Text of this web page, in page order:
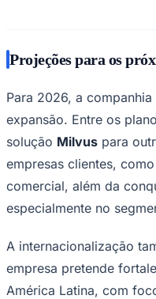
Flamengo
Projeções para os
Para 2026, a
expansão. Entre os
solução Milvus para
empresas clientes,
comercial, além da
especialmente no
A internacionalização
empresa pretende
América Latina, com